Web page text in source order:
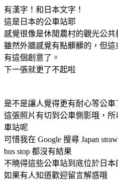
有漢字！和日本文字！
這是日本的公車站耶
感覺很像是休閒農村的觀光公共
雖然外牆感覺有點髒髒的，但
有這個創意了。
下一張就更了不起啦
是不是讓人覺得更有耐心等公車
這張照片有切到公車側影哦，
車站呢
可惜我在 Google 搜尋 Japan
bus stop 都沒有結果
不曉得這些公車站到底位於日本
如果有人知道歡迎留言解惑哦